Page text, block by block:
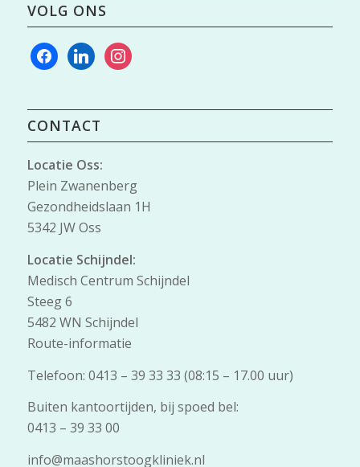
VOLG ONS
facebooklinkedininstagram
CONTACT
Locatie Oss:
Plein Zwanenberg
Gezondheidslaan 1H
5342 JW Oss
Locatie Schijndel:
Medisch Centrum Schijndel
Steeg 6
5482 WN Schijndel
Route-informatie
Telefoon: 0413 – 39 33 33 (08:15 – 17.00 uur)
Buiten kantoortijden, bij spoed bel:
0413 – 39 33 00
info@maashorstoogkliniek.nl